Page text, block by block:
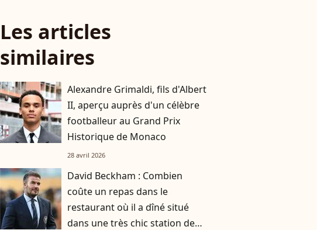
Les articles
similaires
Alexandre Grimaldi, fils d'Albert
II, aperçu auprès d'un célèbre
footballeur au Grand Prix
Historique de Monaco
28 avril 2026
David Beckham : Combien
coûte un repas dans le
restaurant où il a dîné situé
dans une très chic station de